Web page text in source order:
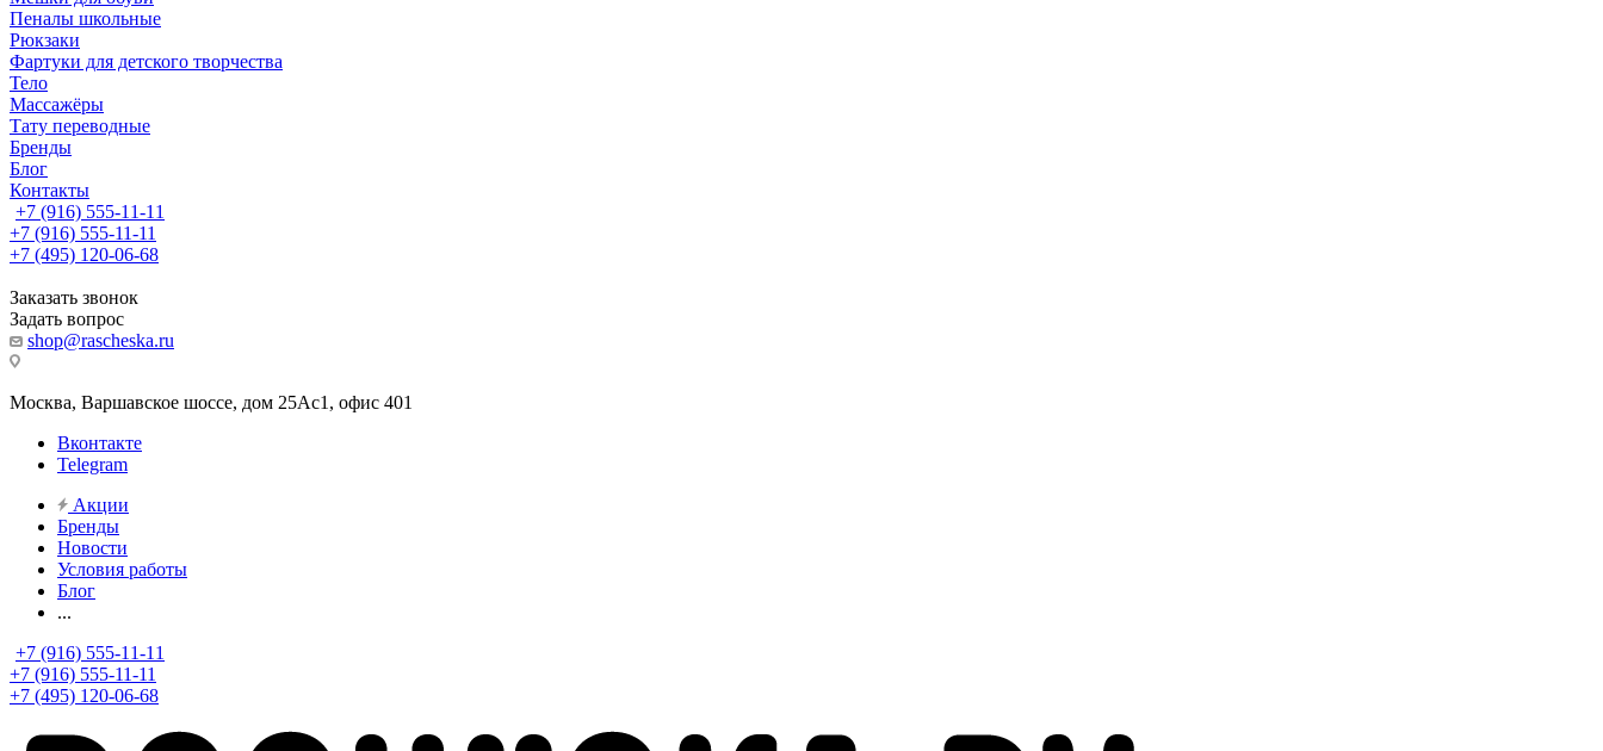
Пеналы школьные
Рюкзаки
Фартуки для детского творчества
Тело
Массажёры
Тату переводные
Бренды
Блог
Контакты
+7 (916) 555-11-11
+7 (916) 555-11-11
+7 (495) 120-06-68
Заказать звонок
Задать вопрос
shop@rascheska.ru
Москва, Варшавское шоссе, дом 25Аc1, офис 401
Вконтакте
Telegram
Акции
Бренды
Новости
Условия работы
Блог
...
+7 (916) 555-11-11
+7 (916) 555-11-11
+7 (495) 120-06-68